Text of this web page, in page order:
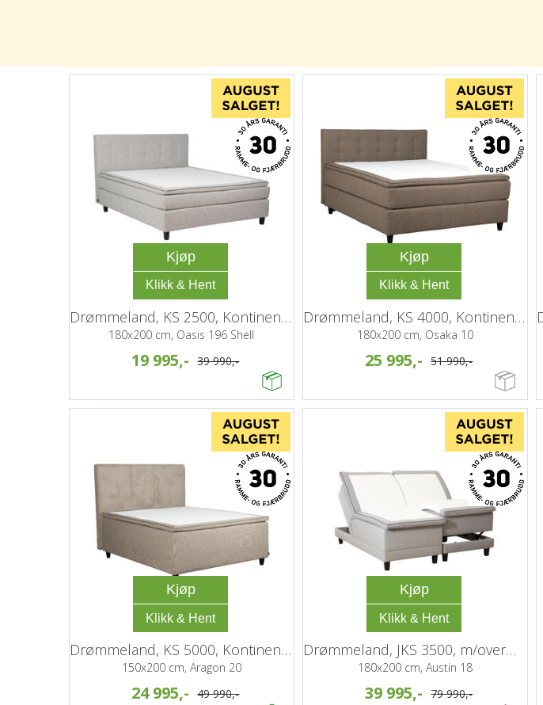
Kjøp
Drømmeland, KS 2500, Kontinentalseng
180x200 cm, Oasis 196 Shell
19 995,- 39 990,-
Kjøp
Drømmeland, KS 4000, Kontinentalseng
180x200 cm, Osaka 10
25 995,- 51 990,-
Kjøp
Drømmeland, KS 5000, Kontinentalseng
150x200 cm, Aragon 20
24 995,- 49 990,-
Kjøp
Drømmeland, JKS 3500, m/overmadrass
180x200 cm, Austin 18
39 995,- 79 990,-